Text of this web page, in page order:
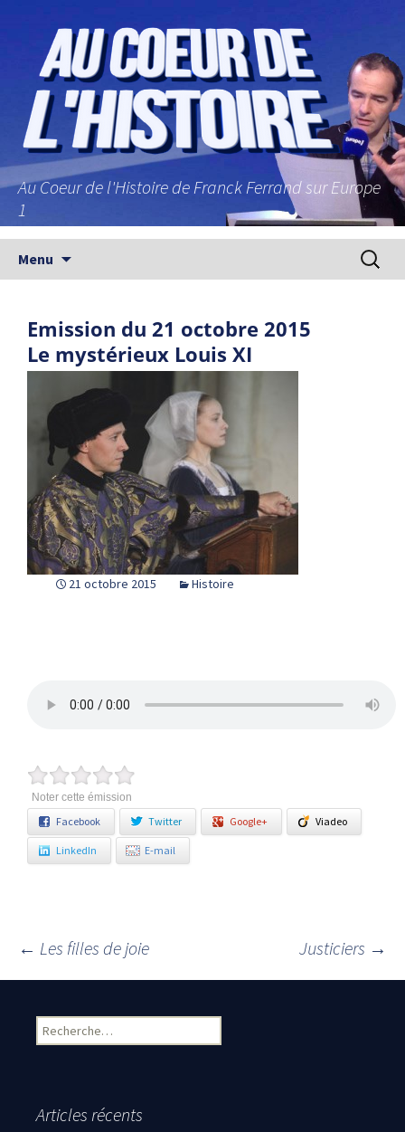
Au Coeur de l'Histoire de Franck Ferrand sur Europe
1
Menu
Emission du 21 octobre 2015
Le mystérieux Louis XI
21 octobre 2015 Histoire
Noter cette émission
Facebook Twitter Google+ Viadeo
LinkedIn E-mail
Navigation des articles
← Les filles de joie Justiciers →
Rechercher :
Articles récents